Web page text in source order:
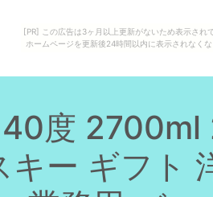
[PR] この広告は3ヶ月以上更新がないため表示されて
ホームページを更新後24時間以内に表示されなくな
度 2700ml
ー ギフト